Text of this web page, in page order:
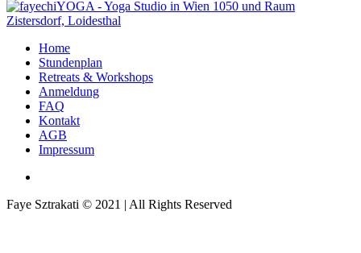
Home
Stundenplan
Retreats & Workshops
Anmeldung
FAQ
Kontakt
AGB
Impressum
Faye Sztrakati © 2021 | All Rights Reserved